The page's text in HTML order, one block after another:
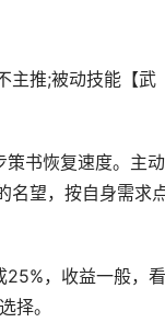
主推;被动技能【武
书恢复速度。主
名望，按自身需求
，收益一般，看
择。